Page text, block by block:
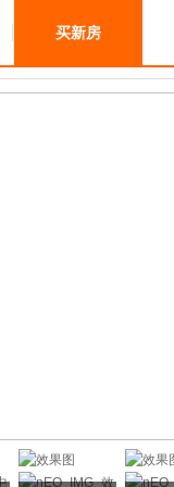
买新房